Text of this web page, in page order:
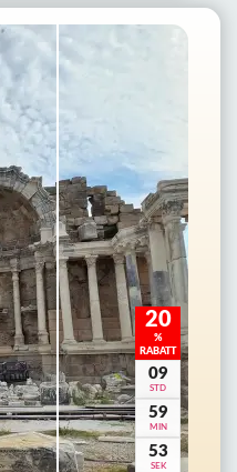
20
%
RABATT
09
STD
59
MIN
50
SEK